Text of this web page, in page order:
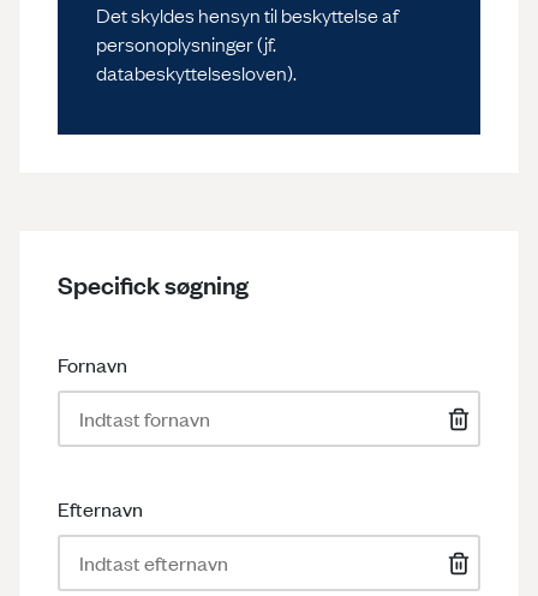
Det skyldes hensyn til beskyttelse af
personoplysninger (jf.
databeskyttelsesloven).
Specifick søgning
Fornavn
Efternavn